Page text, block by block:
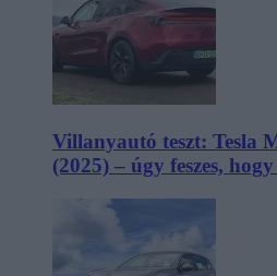
Villanyautó teszt: Tesla
(2025) – úgy feszes,